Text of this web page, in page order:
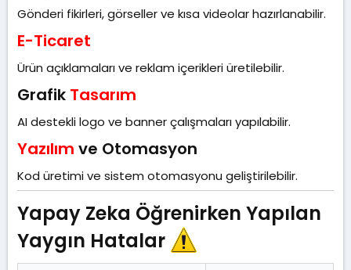
Gönderi fikirleri, görseller ve kısa videolar hazırlanabilir.
E-Ticaret
Ürün açıklamaları ve reklam içerikleri üretilebilir.
Grafik Tasarım
AI destekli logo ve banner çalışmaları yapılabilir.
Yazılım ve Otomasyon​
Kod üretimi ve sistem otomasyonu geliştirilebilir.
Yapay Zeka Öğrenirken Yapılan
Yaygın Hatalar